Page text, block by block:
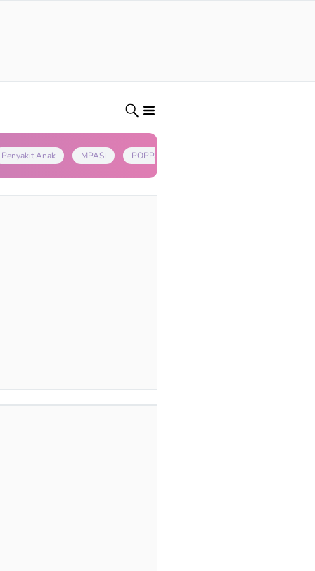
Penyakit Anak MPASI POPPAPA